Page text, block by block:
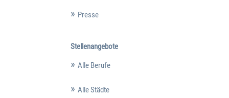
Presse
Stellenangebote
Alle Berufe
Alle Städte